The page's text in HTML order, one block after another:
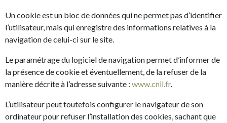
Un cookie est un bloc de données qui ne permet pas d’identifier
l’utilisateur, mais qui enregistre des informations relatives à la
navigation de celui-ci sur le site.
Le paramétrage du logiciel de navigation permet d’informer de
la présence de cookie et éventuellement, de la refuser de la
manière décrite à l’adresse suivante : www.cnil.fr.
L’utilisateur peut toutefois configurer le navigateur de son
ordinateur pour refuser l’installation des cookies, sachant que